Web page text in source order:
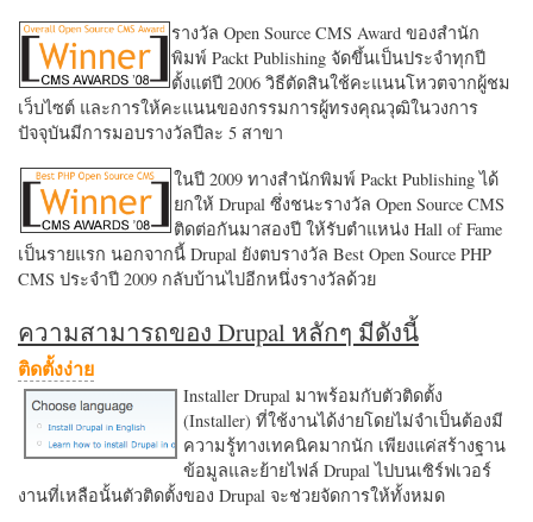
รางวัล Open Source CMS Award ของสำนัก
พิมพ์ Packt Publishing จัดขึ้นเป็นประจำทุกปี
ตั้งแต่ปี 2006 วิธีตัดสินใช้คะแนนโหวตจากผู้ชม
เว็บไซต์ และการให้คะแนนของกรรมการผู้ทรงคุณวุฒิในวงการ
ปัจจุบันมีการมอบรางวัลปีละ 5 สาขา
ในปี 2009 ทางสำนักพิมพ์ Packt Publishing ได้
ยกให้ Drupal ซึ่งชนะรางวัล Open Source CMS
ติดต่อกันมาสองปี ให้รับตำแหน่ง Hall of Fame
เป็นรายแรก นอกจากนี้ Drupal ยังตบรางวัล Best Open Source PHP
CMS ประจำปี 2009 กลับบ้านไปอีกหนึ่งรางวัลด้วย
ความสามารถของ Drupal หลักๆ มีดังนี้
ติดตั้งง่าย
Installer Drupal มาพร้อมกับตัวติดตั้ง
(Installer) ที่ใช้งานได้ง่ายโดยไม่จำเป็นต้องมี
ความรู้ทางเทคนิคมากนัก เพียงแค่สร้างฐาน
ข้อมูลและย้ายไฟล์ Drupal ไปบนเซิร์ฟเวอร์
งานที่เหลือนั้นตัวติดตั้งของ Drupal จะช่วยจัดการให้ทั้งหมด